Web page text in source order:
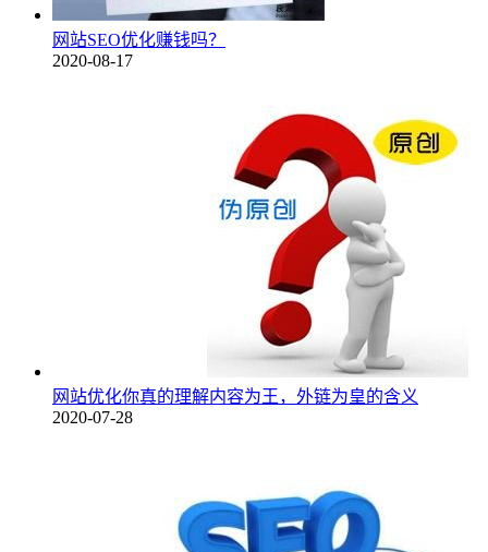
网站SEO优化赚钱吗？
2020-08-17
网站优化你真的理解内容为王，外链为皇的含义
2020-07-28